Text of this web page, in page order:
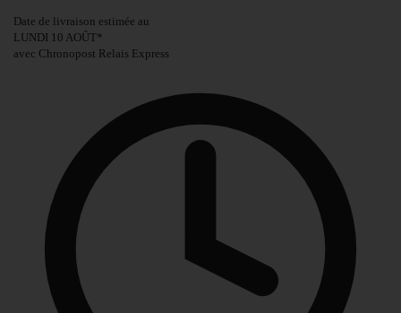
Date de livraison estimée au
LUNDI 10 AOÛT*
avec Chronopost Relais Express